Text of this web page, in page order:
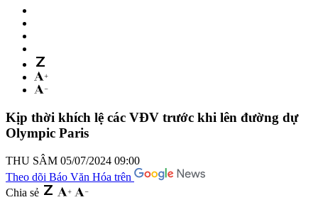
Kịp thời khích lệ các VĐV trước khi lên đường dự
Olympic Paris
THU SÂM 05/07/2024 09:00
Theo dõi Báo Văn Hóa trên
Chia sẻ